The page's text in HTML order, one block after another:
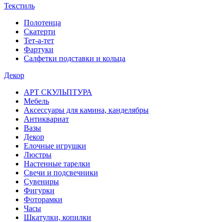
Текстиль
Полотенца
Скатерти
Тет-а-тет
Фартуки
Салфетки подставки и кольца
Декор
АРТ СКУЛЬПТУРА
Мебель
Аксессуары для камина, канделябры
Антиквариат
Вазы
Декор
Елочные игрушки
Люстры
Настенные тарелки
Свечи и подсвечники
Сувениры
Фигурки
Фоторамки
Часы
Шкатулки, копилки